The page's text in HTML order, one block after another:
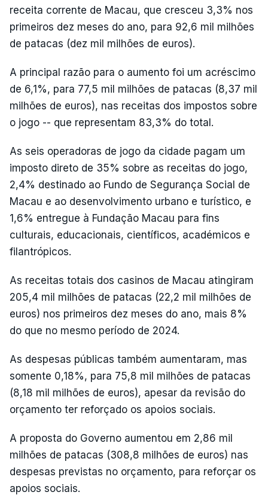
receita corrente de Macau, que cresceu 3,3% nos
primeiros dez meses do ano, para 92,6 mil milhões
de patacas (dez mil milhões de euros).
A principal razão para o aumento foi um acréscimo
de 6,1%, para 77,5 mil milhões de patacas (8,37 mil
milhões de euros), nas receitas dos impostos sobre
o jogo -- que representam 83,3% do total.
As seis operadoras de jogo da cidade pagam um
imposto direto de 35% sobre as receitas do jogo,
2,4% destinado ao Fundo de Segurança Social de
Macau e ao desenvolvimento urbano e turístico, e
1,6% entregue à Fundação Macau para fins
culturais, educacionais, científicos, académicos e
filantrópicos.
As receitas totais dos casinos de Macau atingiram
205,4 mil milhões de patacas (22,2 mil milhões de
euros) nos primeiros dez meses do ano, mais 8%
do que no mesmo período de 2024.
As despesas públicas também aumentaram, mas
somente 0,18%, para 75,8 mil milhões de patacas
(8,18 mil milhões de euros), apesar da revisão do
orçamento ter reforçado os apoios sociais.
A proposta do Governo aumentou em 2,86 mil
milhões de patacas (308,8 milhões de euros) nas
despesas previstas no orçamento, para reforçar os
apoios sociais.